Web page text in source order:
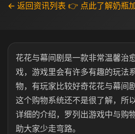
← 返回资讯列表 👉 点此了解奶瓶
花花与幕间剧是一款非常温馨治
戏，游戏里会有许多有趣的玩法
物，有玩家比较好奇花花与幕间
这个购物系统还不是很了解，所
详细的介绍，罗列出游戏中与购
助大家少走弯路。